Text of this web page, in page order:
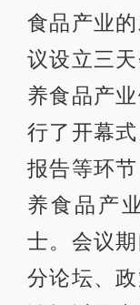
食品产业
议设立三
养食品产
行了开幕
报告等环
养食品产
士。会议
分论坛、